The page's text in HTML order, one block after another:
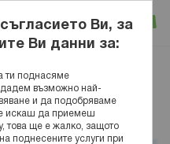
Вход
лятото
за кожата
Ви, за
Ви данни за:
ти поднасяме
дадем възможно най-
и да подобряваме
искаш да приемеш
това ще е жалко, защото
поднесените услуги при